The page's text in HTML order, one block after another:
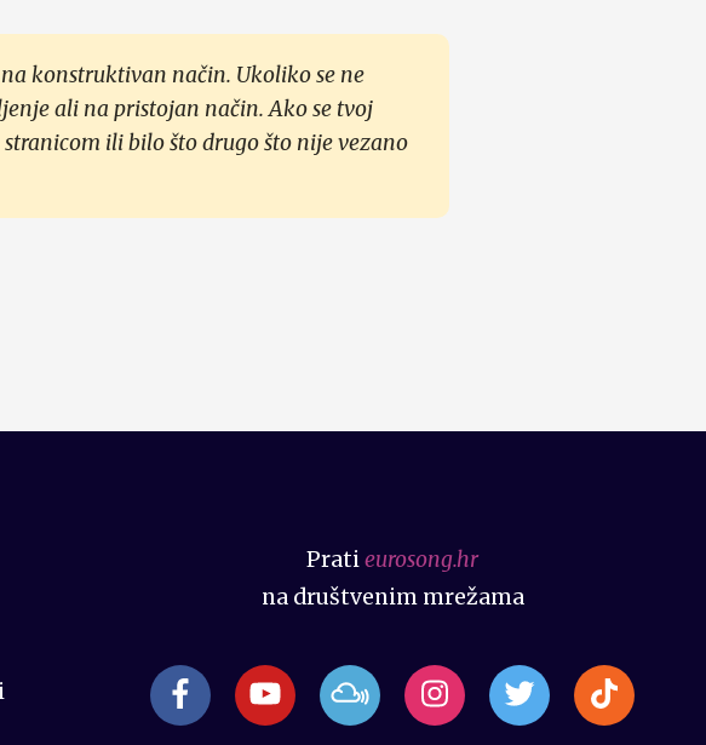
konstruktivan način. Ukoliko se ne
ali na pristojan način. Ako se tvoj
ili bilo što drugo što nije vezano
Pratieurosong.hr
na društvenim mrežama